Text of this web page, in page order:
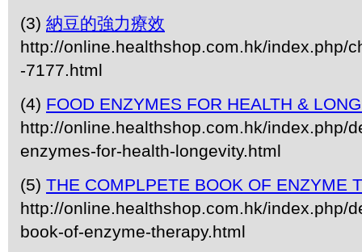
(3) 納豆的強力療效
http://online.healthshop.com.hk/index.php/
-7177.html
(4) FOOD ENZYMES FOR HEALTH &
http://online.healthshop.com.hk/index.php/
enzymes-for-health-longevity.html
(5) THE COMPLPETE BOOK OF ENZYME
http://online.healthshop.com.hk/index.php/
book-of-enzyme-therapy.html